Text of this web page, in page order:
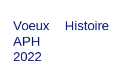
Voeux
APH
2022
Histoire